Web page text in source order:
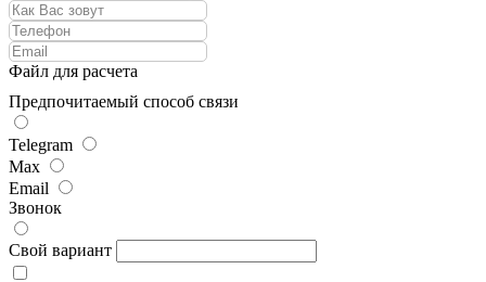
Файл для расчета
Предпочитаемый способ связи
Telegram
Max
Email
Звонок
Свой вариант